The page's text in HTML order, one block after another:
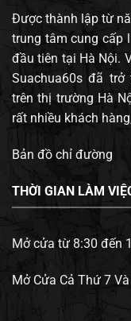
Được thành lập từ
trung tâm cung cấp
đầu tiên tại Hà Nội.
Suachua60s đã
trên thị trường Hà
rất nhiều khách
Bản đồ chỉ đường
THỜI GIAN LÀM
Mở cửa từ 8:30 đến
Mở Cửa Cả Thứ 7 Và